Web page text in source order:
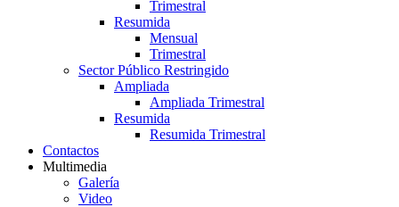
Trimestral
Resumida
Mensual
Trimestral
Sector Público Restringido
Ampliada
Ampliada Trimestral
Resumida
Resumida Trimestral
Contactos
Multimedia
Galería
Video